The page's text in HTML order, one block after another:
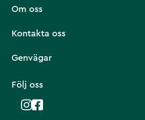
Om oss
Kontakta oss
Genvägar
Följ oss